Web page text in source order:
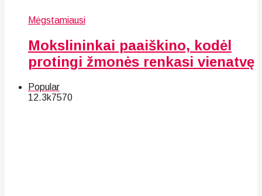
Mėgstamiausi
Mokslininkai paaiškino, kodėl
protingi žmonės renkasi vienatvę
Popular
12.3k7570